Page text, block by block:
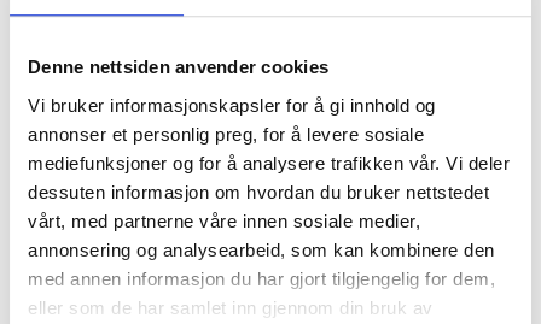
Denne nettsiden anvender cookies
Vi bruker informasjonskapsler for å gi innhold og
annonser et personlig preg, for å levere sosiale
mediefunksjoner og for å analysere trafikken vår. Vi deler
dessuten informasjon om hvordan du bruker nettstedet
vårt, med partnerne våre innen sosiale medier,
annonsering og analysearbeid, som kan kombinere den
med annen informasjon du har gjort tilgjengelig for dem,
eller som de har samlet inn gjennom din bruk av
ligger i kvartalet. Det er også utendørs
Møt noen av våre ansatte
Medicus Stavanger består av 10 ansatte fra ulike
yrkesgrupper. Her jobber det gynekologer,
embryologer, sykepleiere, bioingeniører og
helsesekretærer.
Bli bedre kjent med våre ansatte og lær dem å